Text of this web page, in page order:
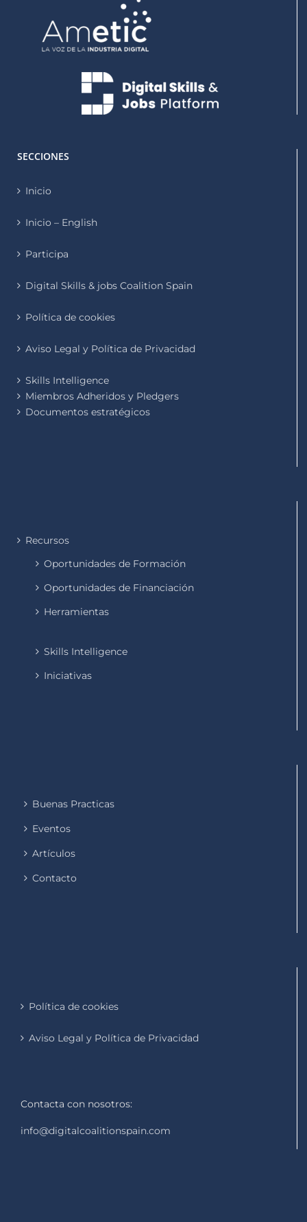
SECCIONES
Inicio
Inicio – English
Participa
Digital Skills & jobs Coalition Spain
Política de cookies
Aviso Legal y Política de Privacidad
Skills Intelligence
Miembros Adheridos y Pledgers
Documentos estratégicos
Recursos
Oportunidades de Formación
Oportunidades de Financiación
Herramientas
Skills Intelligence
Iniciativas
Buenas Practicas
Eventos
Artículos
Contacto
Política de cookies
Aviso Legal y Política de Privacidad
Contacta con nosotros:
info@digitalcoalitionspain.com